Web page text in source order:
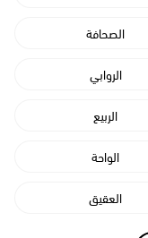
الصحافة
الروابي
الربيع
الواحة
العقيق